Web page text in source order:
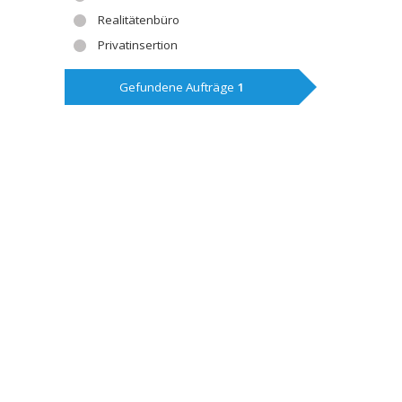
Realitätenbüro
Privatinsertion
Gefundene Aufträge 1